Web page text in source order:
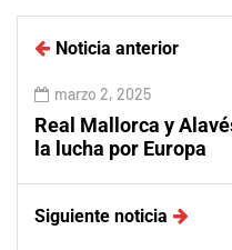
Noticia anterior
marzo 2, 2025
Real Mallorca y
la lucha por Europa
Siguiente noticia